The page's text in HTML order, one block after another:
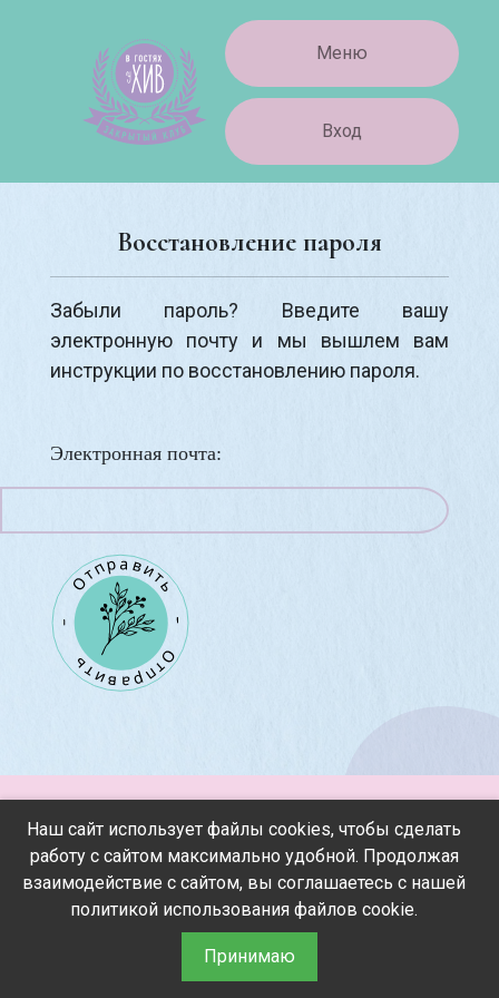
Меню
Вход
Восстановление пароля
Забыли пароль? Введите вашу
электронную почту и мы вышлем вам
инструкции по восстановлению пароля.
Электронная почта:
Договор оферты
Политика конфиденциальности
Если у вас остались вопросы, пишите
Наш сайт использует файлы cookies, чтобы сделать
работу с сайтом максимально удобной. Продолжая
взаимодействие с сайтом, вы соглашаетесь с нашей
политикой использования файлов сookie.
Принимаю